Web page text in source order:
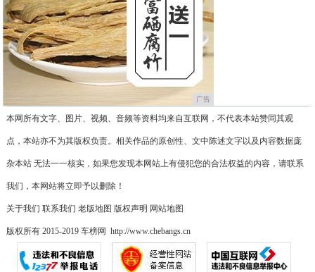
广告
本网所有文字、图片、视频、音频等资料均来自互联网，不代表本站赞同其观
点，本站亦不为其版权负责。相关作品的原创性、文中陈述文字以及内容数据庞
杂本站 无法一一核实，如果您发现本网站上有侵犯您的合法权益的内容，请联系
我们，本网站将立即予以删除！
关于我们 联系我们 老版地图 版权声明 网站地图
版权所有 2015-2019 车榜网 http://www.chebangs.cn